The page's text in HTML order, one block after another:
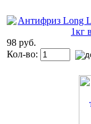
98 руб.
Кол-во: